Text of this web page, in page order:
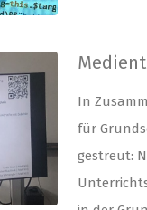
In
für
gestreut: